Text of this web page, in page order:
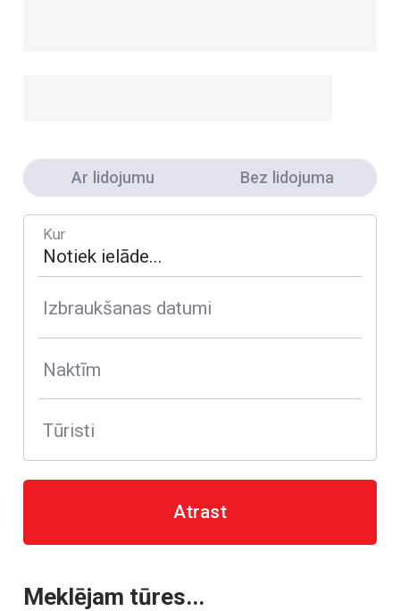
Ar lidojumu Bez lidojuma
Kur
Izbraukšanas datumi
Naktīm
Tūristi
Atrast
Meklējam tūres...